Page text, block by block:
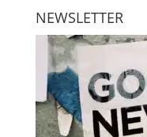
NEWSLETTER